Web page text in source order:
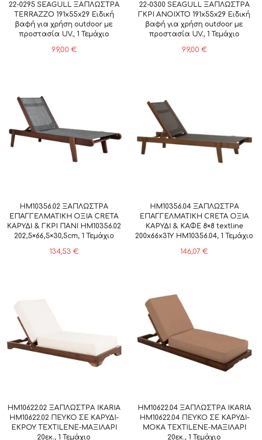
22-0295 SEAGULL ΞΑΠΛΩΣΤΡΑ
TERRAZZO 191x55x29 Ειδική
βαφή για χρήση outdoor με
προστασία UV., 1 Τεμάχιο
99,00 €
22-0300 SEAGULL ΞΑΠΛΩΣΤΡΑ
ΓΚΡΙ ΑΝΟΙΧΤΟ 191x55x29 Ειδική
βαφή για χρήση outdoor με
προστασία UV., 1 Τεμάχιο
99,00 €
HM10356.02 ΞΑΠΛΩΣΤΡΑ
ΕΠΑΓΓΕΛΜΑΤΙΚΗ ΟΞΙΑ CRETA
ΚΑΡΥΔΙ & ΓΚΡΙ ΠΑΝΙ HM10356.02
202,5×66,5×30,5cm, 1 Τεμάχιο
134,53 €
HM10356.04 ΞΑΠΛΩΣΤΡΑ
ΕΠΑΓΓΕΛΜΑΤΙΚΗ CRETA ΟΞΙΑ
ΚΑΡΥΔΙ & ΚΑΦΕ 8×8 textline
200x66x31Υ HM10356.04, 1 Τεμάχιο
146,07€
HM10622.02 ΞΑΠΛΩΣΤΡΑ IKARIA
HM10622.02 ΠΕΥΚΟ ΣΕ ΚΑΡΥΔΙ-
ΕΚΡΟΥ TEXTILEΝΕ-ΜΑΞΙΛΑΡΙ
20εκ., 1 Τεμάχιο
HM10622.04 ΞΑΠΛΩΣΤΡΑ IKARIA
HM10622.04 ΠΕΥΚΟ ΣΕ ΚΑΡΥΔΙ-
ΜΟΚΑ TEXTILEΝΕ-ΜΑΞΙΛΑΡΙ
20εκ., 1 Τεμάχιο